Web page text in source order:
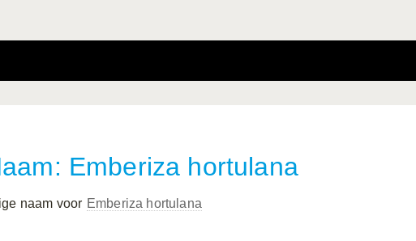
Emberiza hortulana
naam voor Emberiza hortulana